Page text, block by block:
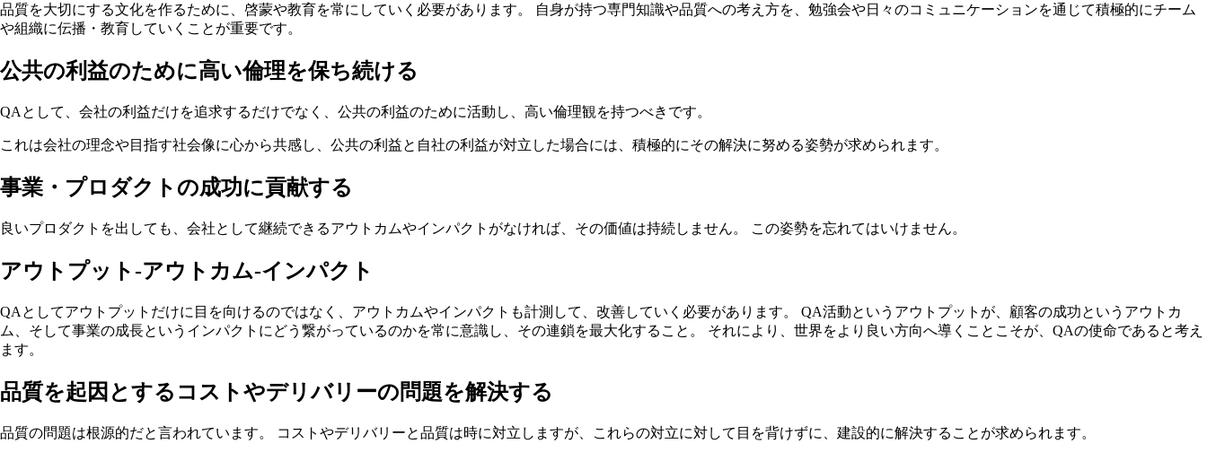
品質を大切にする文化を作るために、啓蒙や教育を常にしていく必要があります。 自身が持つ専門知識や品質への考え方を、勉強会や日々のコミュニケーションを通じて積極的にチーム
や組織に伝播・教育していくことが重要です。
公共の利益のために高い倫理を保ち続ける
QAとして、会社の利益だけを追求するだけでなく、公共の利益のために活動し、高い倫理観を持つべきです。
これは会社の理念や目指す社会像に心から共感し、公共の利益と自社の利益が対立した場合には、積極的にその解決に努める姿勢が求められます。
事業・プロダクトの成功に貢献する
良いプロダクトを出しても、会社として継続できるアウトカムやインパクトがなければ、その価値は持続しません。 この姿勢を忘れてはいけません。
アウトプット-アウトカム-インパクト
QAとしてアウトプットだけに目を向けるのではなく、アウトカムやインパクトも計測して、改善していく必要があります。 QA活動というアウトプットが、顧客の成功というアウトカ
ム、そして事業の成長というインパクトにどう繋がっているのかを常に意識し、その連鎖を最大化すること。 それにより、世界をより良い方向へ導くことこそが、QAの使命であると考え
ます。
品質を起因とするコストやデリバリーの問題を解決する
品質の問題は根源的だと言われています。 コストやデリバリーと品質は時に対立しますが、これらの対立に対して目を背けずに、建設的に解決することが求められます。